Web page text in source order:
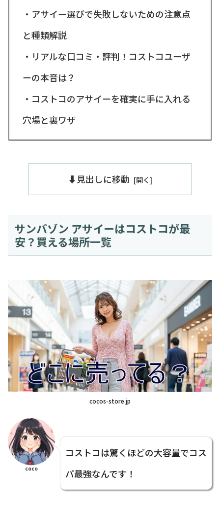
・アサイー選びで失敗しないための注意点
と種類解説
・リアルな口コミ・評判！コストコユーザ
ーの本音は？
・コストコのアサイーを確実に手に入れる
穴場と裏ワザ
⬇️見出しに移動
サンバゾン アサイーはコストコが最
安？買える場所一覧
cocos-store.jp
coco
コストコは驚くほどの大容量でコス
パ最強なんです！